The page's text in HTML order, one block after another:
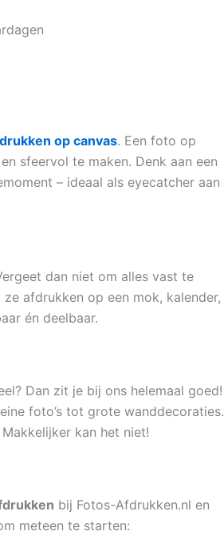
op canvas. Een foto op
sfeervol te maken. Denk aan een
– ideaal als eyecatcher aan
dan niet om alles vast te
afdrukken op een mok, kalender,
én deelbaar.
Dan zit je bij ons helemaal goed!
foto’s tot grote wanddecoraties.
kan het niet!
bij Fotos-Afdrukken.nl en
meteen te starten: